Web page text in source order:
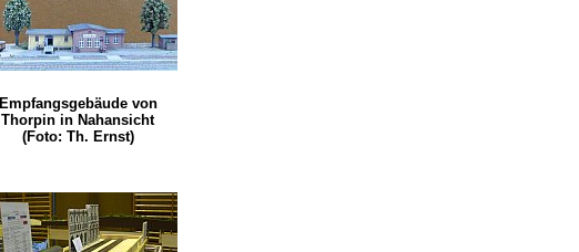
Empfangsgebäude von
Thorpin in Nahansicht
(Foto: Th. Ernst)